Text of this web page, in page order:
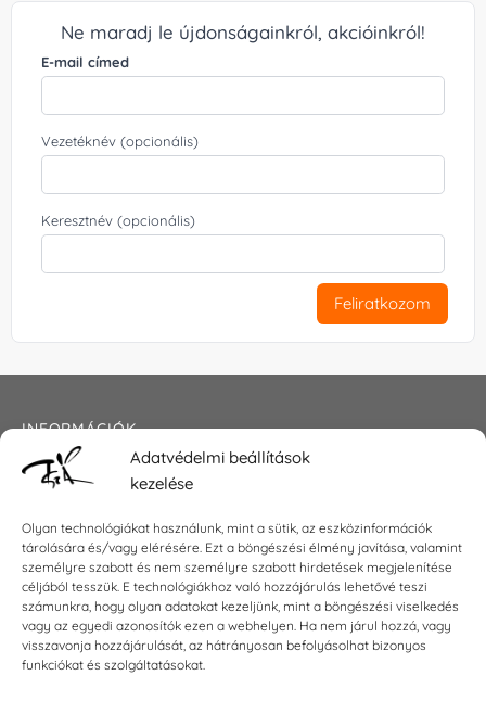
Adatvédelmi beállítások
kezelése
Olyan technológiákat használunk, mint a sütik, az eszközinformációk
tárolására és/vagy elérésére. Ezt a böngészési élmény javítása, valamint
személyre szabott és nem személyre szabott hirdetések megjelenítése
céljából tesszük. E technológiákhoz való hozzájárulás lehetővé teszi
számunkra, hogy olyan adatokat kezeljünk, mint a böngészési viselkedés
vagy az egyedi azonosítók ezen a webhelyen. Ha nem járul hozzá, vagy
visszavonja hozzájárulását, az hátrányosan befolyásolhat bizonyos
funkciókat és szolgáltatásokat.
Ne maradj le újdonságainkról, akcióinkról!
E-mail címed
Vezetéknév (opcionális)
Keresztnév (opcionális)
Feliratkozom
INFORMÁCIÓK
Általános szerződési feltételek
Impresszum
KAPCSOLAT
E-mail:shop@torokszilvi.com
Telefon: +36 30 6767872